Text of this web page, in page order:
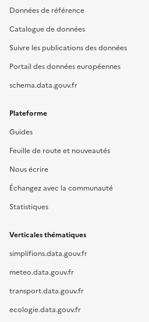
Données de référence
Catalogue de données
Suivre les publications des données
Portail des données européennes
schema.data.gouv.fr
Plateforme
Guides
Feuille de route et nouveautés
Nous écrire
Échangez avec la communauté
Statistiques
Verticales thématiques
simplifions.data.gouv.fr
meteo.data.gouv.fr
transport.data.gouv.fr
ecologie.data.gouv.fr